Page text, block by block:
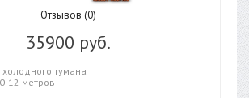
Отзывов (0)
35900 руб.
холодного тумана
12 метров